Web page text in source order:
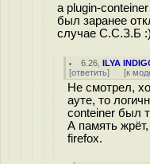
а plugin-
был заранее
случае С.С.З.Б
6.26 ,ILYA
[ответить] [к
Не смотрел,
ауте, то
conteiner был
А память
firefox.